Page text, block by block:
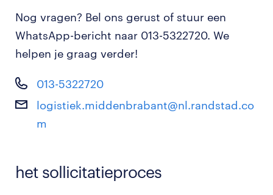
Nog vragen? Bel ons gerust of stuur een
WhatsApp-bericht naar 013-5322720. We
helpen je graag verder!
013-5322720
logistiek.middenbrabant@nl.randstad.co
m
het sollicitatieproces